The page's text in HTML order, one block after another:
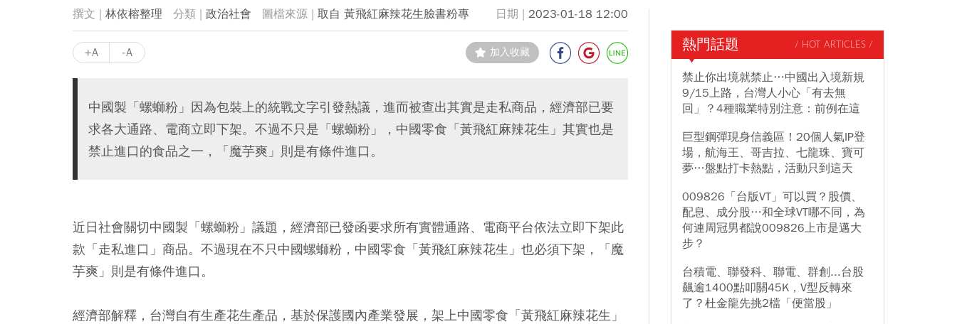
林依榕整理 政治社會 取自 黃飛紅麻辣花生臉書粉專 2023-01-18 12:00
+A -A 加入收藏
中國製「螺螄粉」因為包裝上的統戰文字引發熱議，進而被查出其實是走私商品，經濟部已要
求各大通路、電商立即下架。不過不只是「螺螄粉」，中國零食「黃飛紅麻辣花生」其實也是
禁止進口的食品之一，「魔芋爽」則是有條件進口。
近日社會關切中國製「螺螄粉」議題，經濟部已發函要求所有實體通路、電商平台依法立即下架此
款「走私進口」商品。不過現在不只中國螺螄粉，中國零食「黃飛紅麻辣花生」也必須下架，「魔
芋爽」則是有條件進口。
經濟部解釋，台灣自有生產花生產品，基於保護國內產業發展，架上中國零食「黃飛紅麻辣花生」
熱門話題 / HOT ARTICLES /
禁止你出境就禁止…中國出入境新規
9/15上路，台灣人小心「有去無
回」？4種職業特別注意：前例在這
巨型鋼彈現身信義區！20個人氣IP登
場，航海王、哥吉拉、七龍珠、寶可
夢…盤點打卡熱點，活動只到這天
009826「台版VT」可以買？股價、
配息、成分股…和全球VT哪不同，為
何連周冠男都說009826上市是邁大
步？
台積電、聯發科、聯電、群創...台股
飆逾1400點叩關45K，V型反轉來
了？杜金龍先挑2檔「便當股」